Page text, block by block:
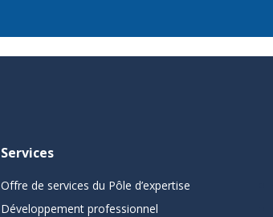
Services
Offre de services du Pôle d’expertise
Développement professionnel